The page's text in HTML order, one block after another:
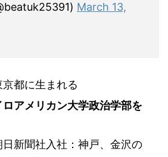
March 13,
京都に生まれる
アメリカン大学政治学部を
日新聞社入社：神戸、金沢の